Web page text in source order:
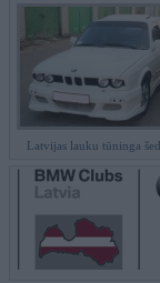
Latvijas lauku tūninga